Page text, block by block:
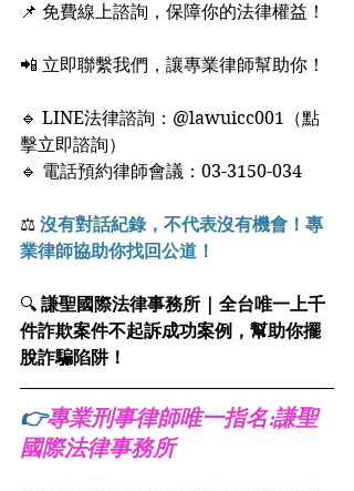
📌 免費線上諮詢，保障你的法律權益！
📲 立即聯繫我們，讓專業律師幫助你！
🔹 LINE法律諮詢：@lawuicc001（點
擊立即諮詢）
🔹 電話預約律師會議：03-3150-034
⚖️ 沒有對話紀錄，不代表沒有機會！專
業律師協助你找回公道！
🔍 謙聖國際法律事務所 | 全台唯一上千
件詐欺案件不起訴成功案例，幫助你擺
脫詐騙陷阱！
👉專業刑事律師唯一指名:謙聖
國際法律事務所